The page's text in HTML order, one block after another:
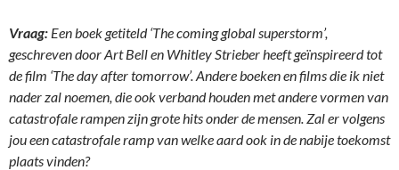
Vraag: Een boek getiteld ‘The coming global superstorm’,
geschreven door Art Bell en Whitley Strieber heeft geïnspireerd tot
de film ‘The day after tomorrow’. Andere boeken en films die ik niet
nader zal noemen, die ook verband houden met andere vormen van
catastrofale rampen zijn grote hits onder de mensen. Zal er volgens
jou een catastrofale ramp van welke aard ook in de nabije toekomst
plaats vinden?